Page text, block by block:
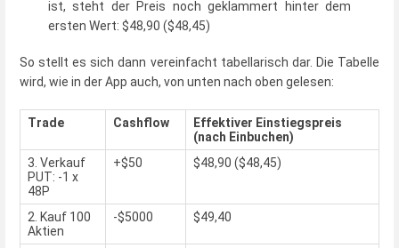
ist, steht der Preis noch geklammert hinter dem
ersten Wert: $48,90 ($48,45)
So stellt es sich dann vereinfacht tabellarisch dar. Die Tabelle
wird, wie in der App auch, von unten nach oben gelesen:
Trade Cashflow
Effektiver Einstiegspreis
(nach Einbuchen)
3. Verkauf
PUT: -1 x
48P
+$50 $48,90 ($48,45)
2. Kauf 100
Aktien
-$5000 $49,40